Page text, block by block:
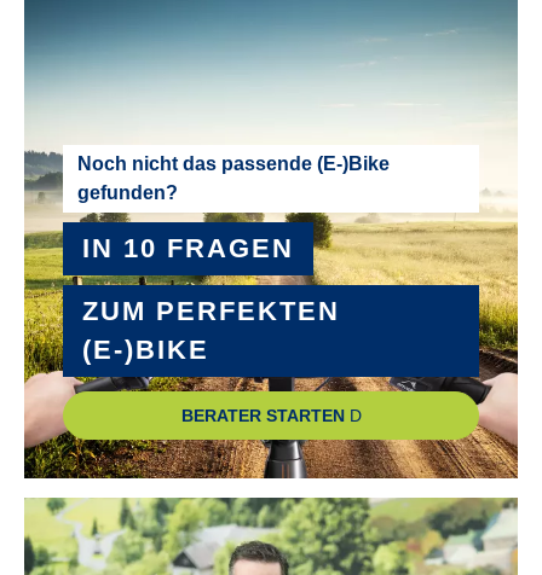
RAHMEN :
RAHMENGRÖSSE :
56 cm
REICHWEITE MAXIMAL :
siehe Bosch Reichweitenrechner
RÜCKLICHT :
B&M Typ 340 brex LED
RÜCKTRITTBREMSE :
Nein
Noch nicht das passende (E-)Bike
gefunden?
IN 10 FRAGEN
ZUM PERFEKTEN
(E-)BIKE
BERATER STARTEN